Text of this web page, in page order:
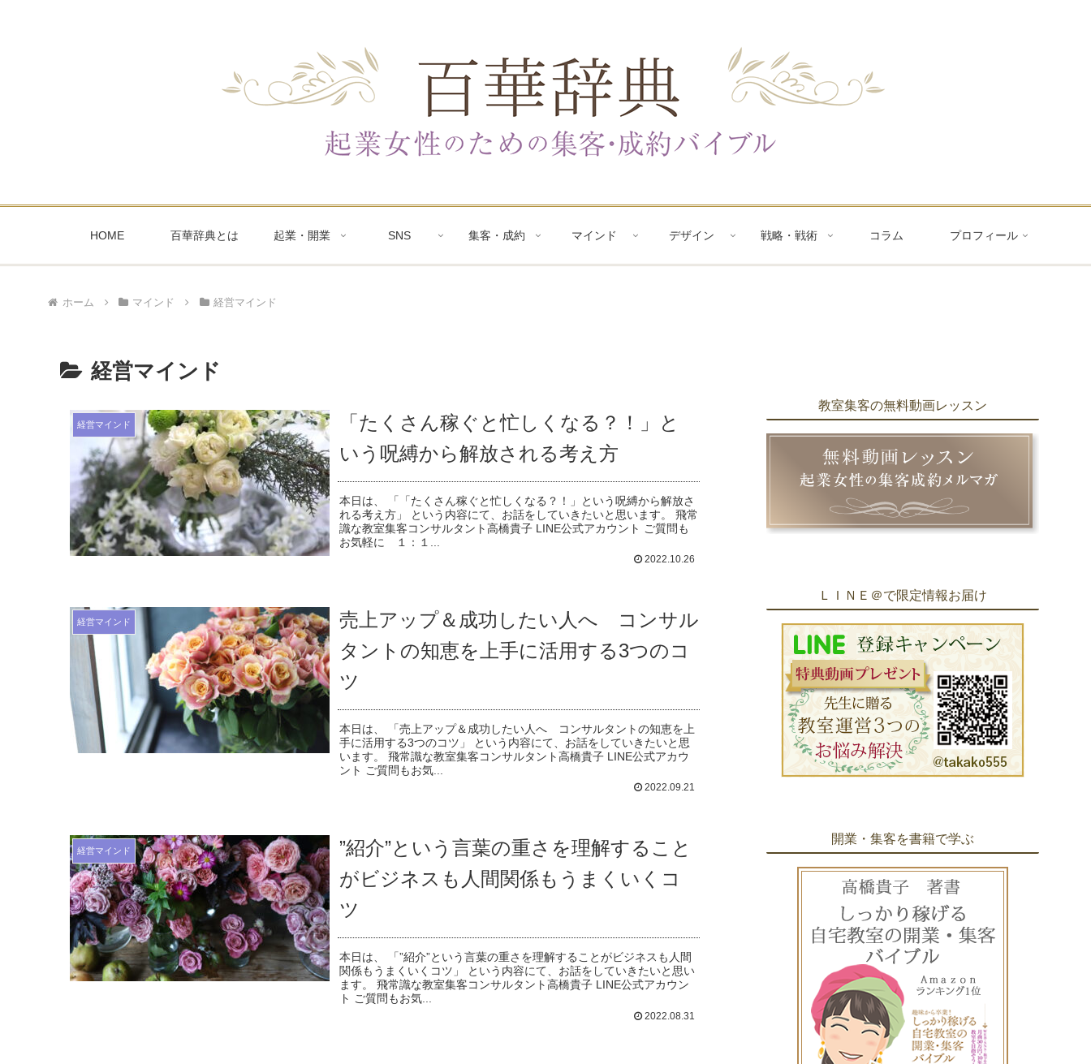
HOME 百華辞典とは 起業・開業 SNS 集客・成約 マインド デザイン 戦略・戦術 コラム プロフィール
ホーム マインド 経営マインド
経営マインド
経営マインド
「たくさん稼ぐと忙しくなる？！」と
いう呪縛から解放される考え方
本日は、 「「たくさん稼ぐと忙しくなる？！」という呪縛から解放さ
れる考え方」 という内容にて、お話をしていきたいと思います。 飛常
識な教室集客コンサルタント高橋貴子 LINE公式アカウント ご質問も
お気軽に １：１...
2022.10.26
経営マインド
売上アップ＆成功したい人へ コンサル
タントの知恵を上手に活用する3つのコ
ツ
本日は、 「売上アップ＆成功したい人へ コンサルタントの知恵を上
手に活用する3つのコツ」 という内容にて、お話をしていきたいと思
います。 飛常識な教室集客コンサルタント高橋貴子 LINE公式アカウ
ント ご質問もお気...
2022.09.21
経営マインド
”紹介”という言葉の重さを理解すること
がビジネスも人間関係もうまくいくコ
ツ
本日は、 「”紹介”という言葉の重さを理解することがビジネスも人間
関係もうまくいくコツ」 という内容にて、お話をしていきたいと思い
ます。 飛常識な教室集客コンサルタント高橋貴子 LINE公式アカウン
ト ご質問もお気...
2022.08.31
教室集客の無料動画レッスン
ＬＩＮＥ＠で限定情報お届け
開業・集客を書籍で学ぶ